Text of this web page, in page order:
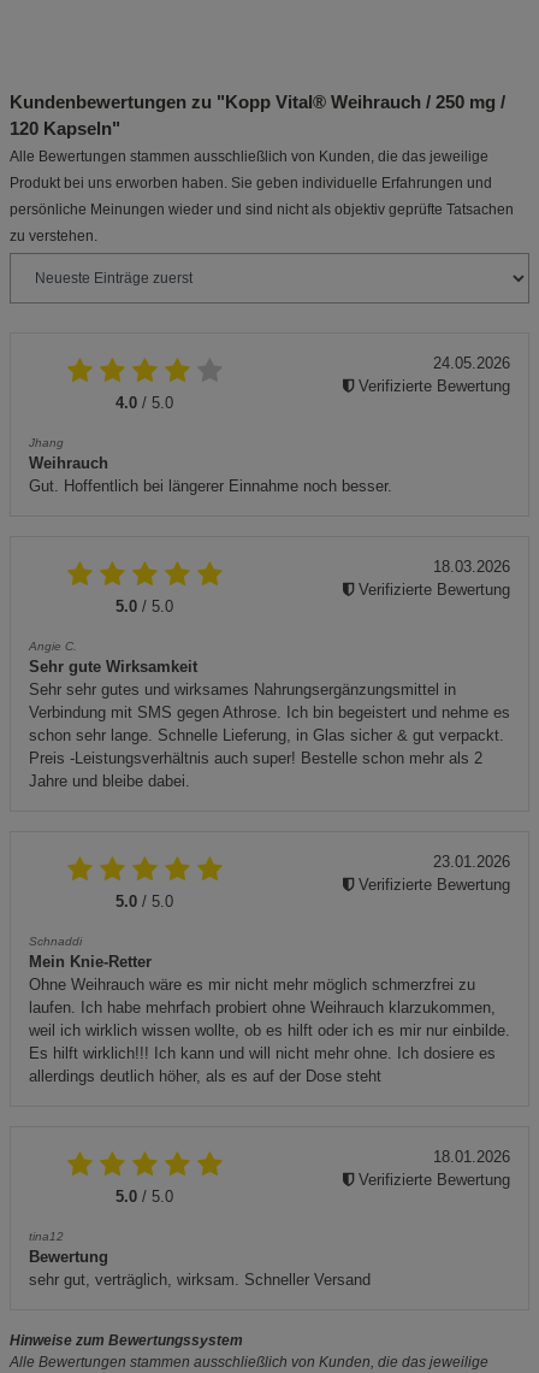
Kundenbewertungen zu "Kopp Vital® Weihrauch / 250 mg /
120 Kapseln"
Alle Bewertungen stammen ausschließlich von Kunden, die das jeweilige
Produkt bei uns erworben haben. Sie geben individuelle Erfahrungen und
persönliche Meinungen wieder und sind nicht als objektiv geprüfte Tatsachen
zu verstehen.
4.0 / 5.0
Jhang
Weihrauch
Gut. Hoffentlich bei längerer Einnahme noch besser.
24.05.2026
Verifizierte Bewertung
5.0 / 5.0
Angie C.
Sehr gute Wirksamkeit
Sehr sehr gutes und wirksames Nahrungsergänzungsmittel in
Verbindung mit SMS gegen Athrose. Ich bin begeistert und nehme es
schon sehr lange. Schnelle Lieferung, in Glas sicher & gut verpackt.
Preis -Leistungsverhältnis auch super! Bestelle schon mehr als 2
Jahre und bleibe dabei.
18.03.2026
Verifizierte Bewertung
5.0 / 5.0
Schnaddi
Mein Knie-Retter
Ohne Weihrauch wäre es mir nicht mehr möglich schmerzfrei zu
laufen. Ich habe mehrfach probiert ohne Weihrauch klarzukommen,
weil ich wirklich wissen wollte, ob es hilft oder ich es mir nur einbilde.
Es hilft wirklich!!! Ich kann und will nicht mehr ohne. Ich dosiere es
allerdings deutlich höher, als es auf der Dose steht
23.01.2026
Verifizierte Bewertung
5.0 / 5.0
tina12
Bewertung
sehr gut, verträglich, wirksam. Schneller Versand
18.01.2026
Verifizierte Bewertung
Hinweise zum Bewertungssystem
Alle Bewertungen stammen ausschließlich von Kunden, die das jeweilige